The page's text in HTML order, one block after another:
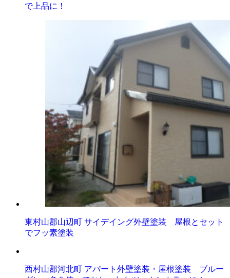
で上品に！
東村山郡山辺町 サイデイング外壁塗装 屋根とセット
でフッ素塗装
西村山郡河北町 アパート外壁塗装・屋根塗装 ブルー